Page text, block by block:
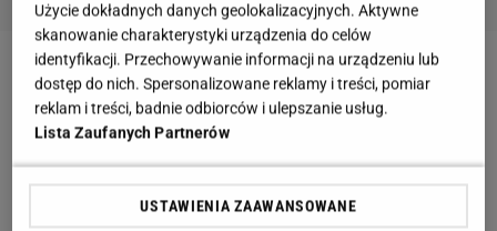
Zobacz wideoWieniawa miała rady dla Natsu przed
"Tańcem z gwiazdami"
Julia Wieniawa zachwyciła stylistę. "Całość została
dobrze przemyślana"
Użycie dokładnych danych geolokalizacyjnych. Aktywne
skanowanie charakterystyki urządzenia do celów
identyfikacji. Przechowywanie informacji na urządzeniu lub
dostęp do nich. Spersonalizowane reklamy i treści, pomiar
reklam i treści, badnie odbiorców i ulepszanie usług.
Lista Zaufanych Partnerów
USTAWIENIA ZAAWANSOWANE